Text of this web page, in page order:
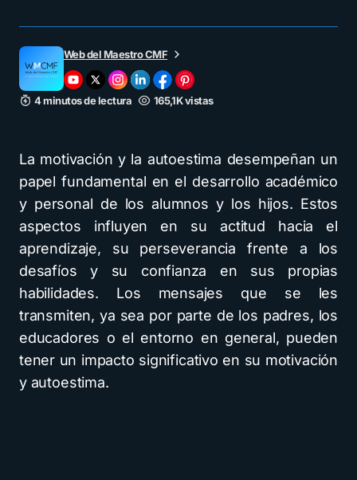
Web del Maestro CMF
4 minutos de lectura 165,1K vistas
La motivación y la autoestima desempeñan un
papel fundamental en el desarrollo académico
y personal de los alumnos y los hijos. Estos
aspectos influyen en su actitud hacia el
aprendizaje, su perseverancia frente a los
desafíos y su confianza en sus propias
habilidades. Los mensajes que se les
transmiten, ya sea por parte de los padres, los
educadores o el entorno en general, pueden
tener un impacto significativo en su motivación
y autoestima.